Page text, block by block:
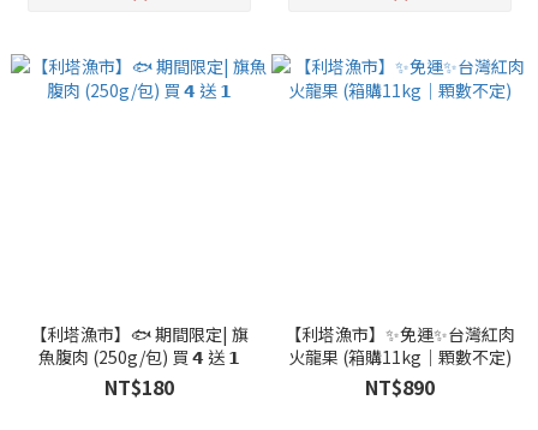
【利塔漁市】🐟 期間限定| 旗
魚腹肉 (250g/包) 買 𝟰 送 𝟭
NT$180
【利塔漁市】✨免運✨台灣紅肉
火龍果 (箱購11kg｜顆數不定)
NT$890